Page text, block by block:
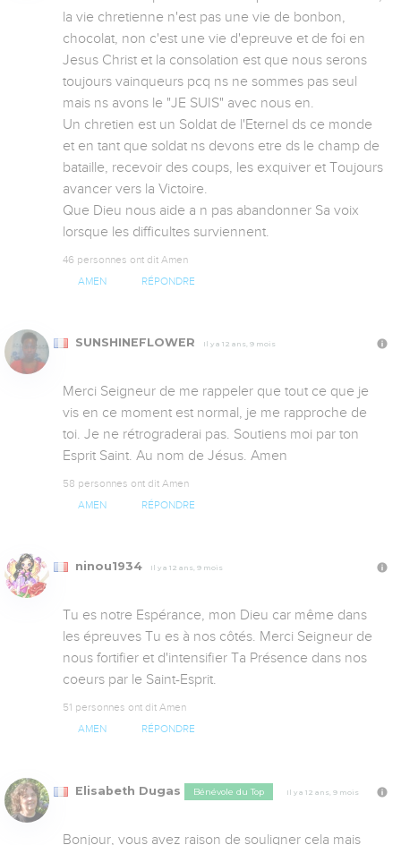
la vie chretienne n'est pas une vie de bonbon,
chocolat, non c'est une vie d'epreuve et de foi en
Jesus Christ et la consolation est que nous serons
toujours vainqueurs pcq ns ne sommes pas seul
mais ns avons le "JE SUIS" avec nous en.
Un chretien est un Soldat de l'Eternel ds ce monde
et en tant que soldat ns devons etre ds le champ de
bataille, recevoir des coups, les exquiver et Toujours
avancer vers la Victoire.
Que Dieu nous aide a n pas abandonner Sa voix
lorsque les difficultes surviennent.
46 personnes ont dit Amen
AMEN RÉPONDRE
SUNSHINEFLOWER Il y a 12 ans, 9 mois
Merci Seigneur de me rappeler que tout ce que je
vis en ce moment est normal, je me rapproche de
toi. Je ne rétrograderai pas. Soutiens moi par ton
Esprit Saint. Au nom de Jésus. Amen
58 personnes ont dit Amen
AMEN RÉPONDRE
ninou1934 Il y a 12 ans, 9 mois
Tu es notre Espérance, mon Dieu car même dans
les épreuves Tu es à nos côtés. Merci Seigneur de
nous fortifier et d'intensifier Ta Présence dans nos
coeurs par le Saint-Esprit.
51 personnes ont dit Amen
AMEN RÉPONDRE
Elisabeth Dugas Bénévole du Top Il y a 12 ans, 9 mois
Bonjour, vous avez raison de souligner cela mais